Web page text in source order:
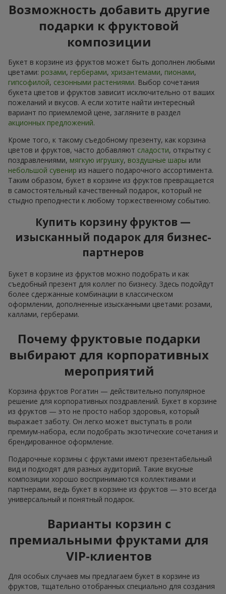
Возможность добавить другие
подарки к фруктовой
композиции
Букет в корзине из фруктов может быть дополнен любыми
цветами: розами, герберами, хризантемами, пионами,
гипсофилой, сезонными растениями. Выбор сочетания
букета цветов и фруктов зависит исключительно от ваших
пожеланий и вкусов. А если хотите найти интересный
вариант по приемлемой цене, загляните в раздел
акционных предложений.
Кроме того, к такому съедобному презенту, как корзина
цветов и фруктов, часто добавляют сладости, открытку с
поздравлениями, мягкую игрушку, воздушные шары или
небольшой сувенир из нашего подарочного ассортимента.
Таким образом, букет в корзине из фруктов превращается
в самостоятельный качественный подарок, который не
стыдно преподнести к любому торжественному событию.
Купить корзину фруктов —
изысканный подарок для бизнес-
партнеров
Букет в корзине из фруктов можно подобрать и как
съедобный презент для коллег по бизнесу. Здесь подойдут
более сдержанные комбинации в классическом
оформлении, дополненные изысканными цветами: розами,
каллами, герберами.
Почему фруктовые подарки
выбирают для корпоративных
мероприятий
Корзина фруктов Рогатин — действительно популярное
решение для корпоративных поздравлений. Букет в корзине
из фруктов — это не просто набор здоровья, который
выражает заботу. Он легко может выступать в роли
премиум-набора, если подобрать экзотические сочетания и
брендированное оформление.
Подарочные корзины с фруктами имеют презентабельный
вид и подходят для разных аудиторий. Такие вкусные
композиции хорошо воспринимаются коллективами и
партнерами, ведь букет в корзине из фруктов — это всегда
универсальный и понятный подарок.
Варианты корзин с
премиальными фруктами для
VIP-клиентов
Для особых случаев мы предлагаем букет в корзине из
фруктов, тщательно отобранных специально для создания